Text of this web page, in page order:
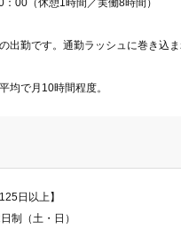
00（休憩1時間／実働8時間）
出勤です。通勤ラッシュに巻き込ま
均で月10時間程度。
日以上】
制（土・日）